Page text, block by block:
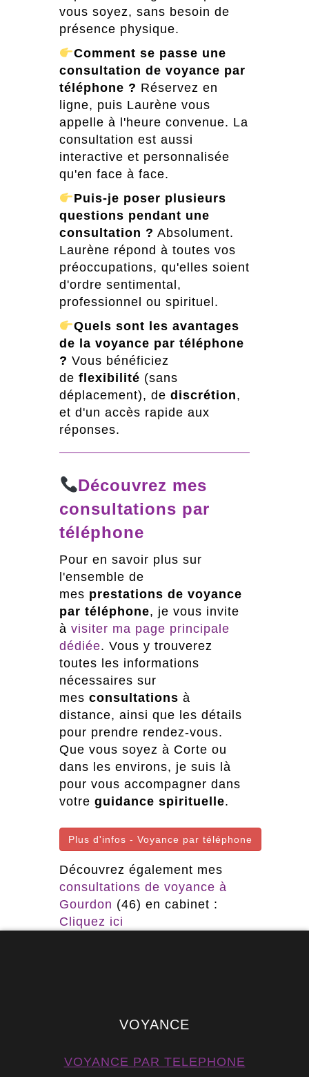
vous soyez, sans besoin de
présence physique.
Comment se passe une
consultation de voyance par
téléphone ? Réservez en
ligne, puis Laurène vous
appelle à l'heure convenue. La
consultation est aussi
interactive et personnalisée
qu'en face à face.
Puis-je poser plusieurs
questions pendant une
consultation ? Absolument.
Laurène répond à toutes vos
préoccupations, qu'elles soient
d'ordre sentimental,
professionnel ou spirituel.
Quels sont les avantages
de la voyance par téléphone
? Vous bénéficiez
de flexibilité (sans
déplacement), de discrétion,
et d'un accès rapide aux
réponses.
Découvrez mes
consultations par
téléphone
Pour en savoir plus sur
l'ensemble de
mes prestations de voyance
par téléphone, je vous invite
à visiter ma page principale
dédiée. Vous y trouverez
toutes les informations
nécessaires sur
mes consultations à
distance, ainsi que les détails
pour prendre rendez-vous.
Que vous soyez à Corte ou
dans les environs, je suis là
pour vous accompagner dans
votre guidance spirituelle.
Plus d'infos - Voyance par téléphone
Découvrez également mes
consultations de voyance à
Gourdon (46) en cabinet :
Cliquez ici
VOYANCE
VOYANCE PAR TELEPHONE